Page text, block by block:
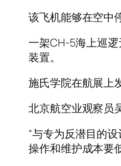
该飞机能够在空中
一架CH-5海上巡
装置。
施氏学院在航展上
北京航空业观察员
“与专为反潜目的
操作和维护成本要